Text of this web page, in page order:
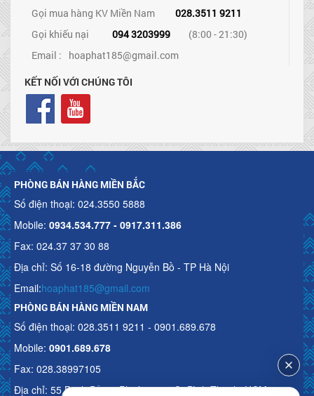
Gọi mua hàng KV Miền Nam
028.3511 9211
Gọi khiếu nại
094 3203999
(8:00 - 21:30)
Email : hoaphat185@gmail.com
KẾT NỐI VỚI CHÚNG TÔI
PHÒNG BÁN HÀNG MIỀN BẮC
Số điện thoại: 024.3550 5888
Mobile: 0934.534.777 - 0917.311.386
Fax: 024.37 37 30 88
Địa chỉ: Số 16-18 đường Nguyễn Bồ - TP Hà Nội
Email:hoaphat185@gmail.com
PHÒNG BÁN HÀNG MIỀN NAM
Số điện thoại: 028.3511 9211 - 0901.689.678
Mobile: 0901.689.678
Fax: 028.38997105
Địa chỉ: 55 Bạch Đằng, Phường 15, Q. Bình Thạnh, HCM